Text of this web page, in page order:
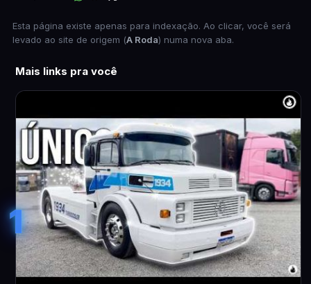
Esta página existe apenas para indexação. Ao clicar, você será
levado ao site de origem (A Roda) numa nova aba.
Mais links pra você
1